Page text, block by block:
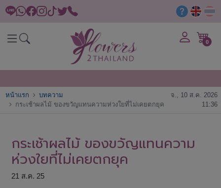
0
หน้าแรก
บทความ
กระเช้าผลไม้ ของขวัญแทนความห่วงใยที่ไม่เคยตกยุค
จ., 10 ส.ค. 2026
11:36
กระเช้าผลไม้ ของขวัญแทนความ
ห่วงใยที่ไม่เคยตกยุค
21 ส.ค. 25